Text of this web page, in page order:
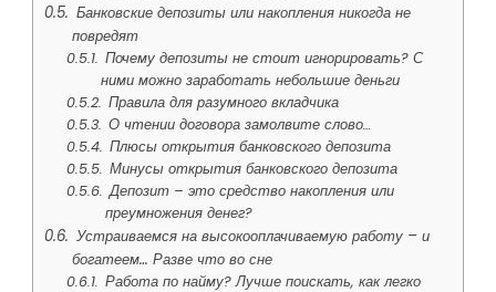
Банковские депозиты или накопления никогда не
повредят
Почему депозиты не стоит игнорировать? С
ними можно заработать небольшие деньги
Правила для разумного вкладчика
О чтении договора замолвите слово…
Плюсы открытия банковского депозита
Минусы открытия банковского депозита
Депозит – это средство накопления или
преумножения денег?
Устраиваемся на высокооплачиваемую работу – и
богатеем… Разве что во сне
Работа по найму? Лучше поискать, как легко